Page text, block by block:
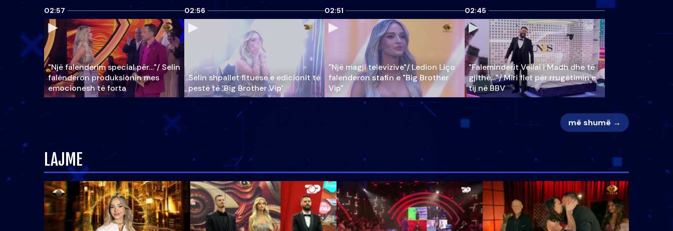
02:57
"Një falenderim special për…"/ Selin
falënderon produksionin mes
emocionesh të forta
02:56
Selin shpallet fituese e edicionit të
pestë të ‘Big Brother Vip’
02:51
"Një magji televizive"/ Ledion Liço
falenderon stafin e "Big Brother
Vip"
02:45
"Faleminderit Vëllai i Madh dhe të
gjithë…"/ Miri flet për rrugëtimin e
tij në BBV
më shumë →
LAJME